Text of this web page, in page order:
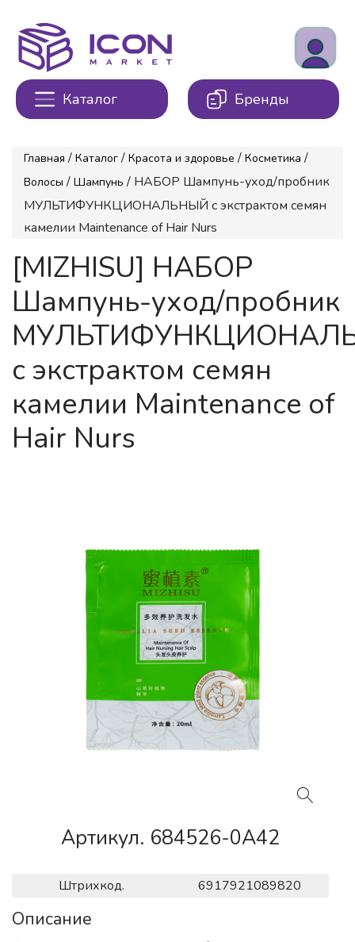
Каталог Бренды
Главная / Каталог / Красота и здоровье / Косметика /
Волосы / Шампунь / НАБОР Шампунь-уход/пробник
МУЛЬТИФУНКЦИОНАЛЬНЫЙ с экстрактом семян
камелии Maintenance of Hair Nurs
[MIZHISU] НАБОР
Шампунь-уход/пробник
с экстрактом семян
камелии Maintenance of
Hair Nurs
Артикул. 684526-0A42
Штрихкод. 6917921089820
Описание